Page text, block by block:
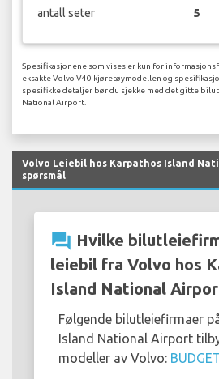
antall seter 5
Spesifikasjonene som vises er kun for
eksakte Volvo V40 kjøretøymodellen og
spesifikke detaljer bør du sjekke med det gitte
National Airport.
Volvo Leiebil hos Karpathos Island
spørsmål
question_answer Hvilke
leiebil fra Volvo hos
Island National
Følgende bilutleiefirmaer
Island National Airport
modeller av Volvo: